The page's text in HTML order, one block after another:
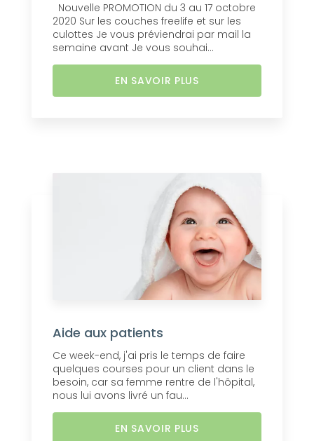
Nouvelle PROMOTION du 3 au 17 octobre
2020 Sur les couches freelife et sur les
culottes Je vous préviendrai par mail la
semaine avant Je vous souhai...
EN SAVOIR PLUS
Aide aux patients
Ce week-end, j'ai pris le temps de faire
quelques courses pour un client dans le
besoin, car sa femme rentre de l'hôpital,
nous lui avons livré un fau...
EN SAVOIR PLUS